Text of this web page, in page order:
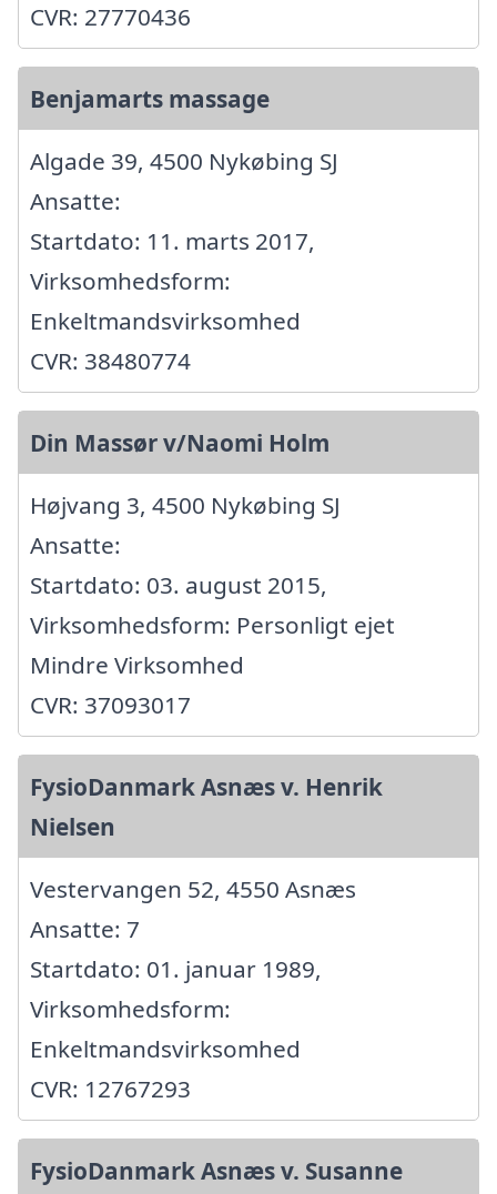
CVR: 27770436
Benjamarts massage
Algade 39, 4500 Nykøbing SJ
Ansatte:
Startdato: 11. marts 2017,
Virksomhedsform:
Enkeltmandsvirksomhed
CVR: 38480774
Din Massør v/Naomi Holm
Højvang 3, 4500 Nykøbing SJ
Ansatte:
Startdato: 03. august 2015,
Virksomhedsform: Personligt ejet
Mindre Virksomhed
CVR: 37093017
FysioDanmark Asnæs v. Henrik
Nielsen
Vestervangen 52, 4550 Asnæs
Ansatte: 7
Startdato: 01. januar 1989,
Virksomhedsform:
Enkeltmandsvirksomhed
CVR: 12767293
FysioDanmark Asnæs v. Susanne